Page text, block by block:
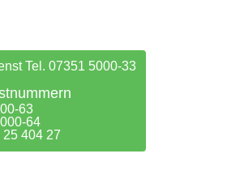
Tel. 07351 5000-33
63
64
25 404 27